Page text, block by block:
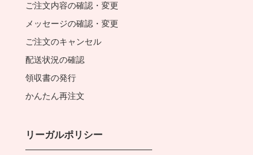
ご注文内容の確認・変更
メッセージの確認・変更
ご注文のキャンセル
配送状況の確認
領収書の発行
かんたん再注文
リーガルポリシー